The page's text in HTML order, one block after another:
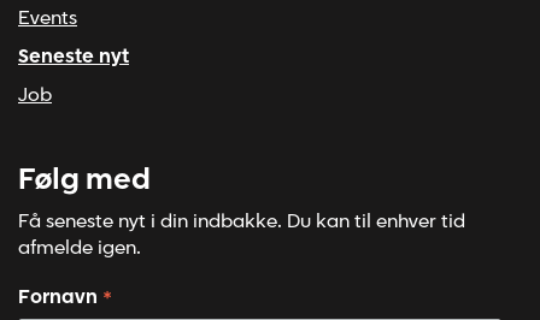
Events
Seneste nyt
Job
Følg med
Få seneste nyt i din indbakke. Du kan til enhver tid
afmelde igen.
Fornavn *